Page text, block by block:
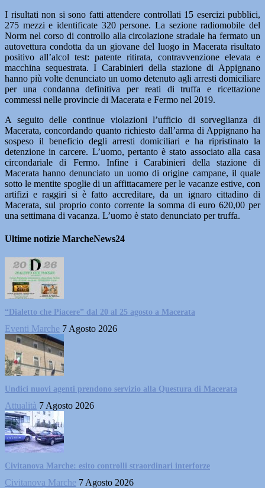
I risultati non si sono fatti attendere controllati 15 esercizi pubblici,
275 mezzi e identificate 320 persone. La sezione radiomobile del
Norm nel corso di controllo alla circolazione stradale ha fermato un
autovettura condotta da un giovane del luogo in Macerata risultato
positivo all’alcol test: patente ritirata, contravvenzione elevata e
macchina sequestrata. I Carabinieri della stazione di Appignano
hanno più volte denunciato un uomo detenuto agli arresti domiciliare
per una condanna definitiva per reati di truffa e ricettazione
commessi nelle provincie di Macerata e Fermo nel 2019.
A seguito delle continue violazioni l’ufficio di sorveglianza di
Macerata, concordando quanto richiesto dall’arma di Appignano ha
sospeso il beneficio degli arresti domiciliari e ha ripristinato la
detenzione in carcere. L’uomo, pertanto è stato associato alla casa
circondariale di Fermo. Infine i Carabinieri della stazione di
Macerata hanno denunciato un uomo di origine campane, il quale
sotto le mentite spoglie di un affittacamere per le vacanze estive, con
artifizi e raggiri si è fatto accreditare, da un ignaro cittadino di
Macerata, sul proprio conto corrente la somma di euro 620,00 per
una settimana di vacanza. L’uomo è stato denunciato per truffa.
Ultime notizie MarcheNews24
“Dialetto che Piacere” dal 20 al 25 agosto a Macerata
Eventi Marche 7 Agosto 2026
Undici nuovi agenti prendono servizio alla Questura di Macerata
Attualità 7 Agosto 2026
Civitanova Marche: esito controlli straordinari interforze
Civitanova Marche 7 Agosto 2026